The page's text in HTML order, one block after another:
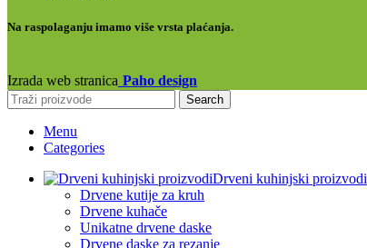
Na raspolaganju imamo više vrsta plaćanja.
Izrada web stranica Paho design
Search
Menu
Categories
Drveni kuhinjski proizvodi
Drvene kutije za kruh
Drvene kuhače
Unikatne drvene daske
Drvene daske za rezanje